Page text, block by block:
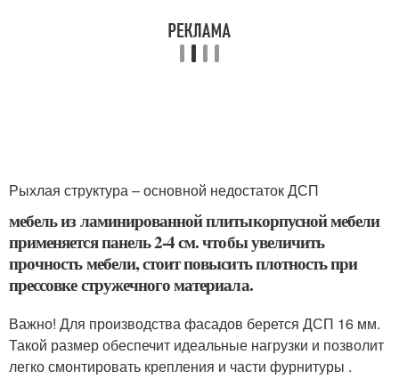
Рыхлая структура – основной недостаток ДСП
мебель из ламинированной плитыкорпусной мебели
применяется панель 2-4 см. чтобы увеличить
прочность мебели, стоит повысить плотность при
прессовке стружечного материала.
Важно! Для производства фасадов берется ДСП 16 мм.
Такой размер обеспечит идеальные нагрузки и позволит
легко смонтировать крепления и части фурнитуры .